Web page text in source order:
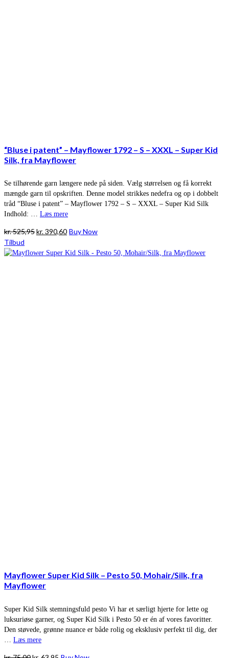
“Bluse i patent” – Mayflower 1792 – S – XXXL – Super Kid
Silk, fra Mayflower
Se tilhørende garn længere nede på siden. Vælg størrelsen og få korrekt
mængde garn til opskriften. Denne model strikkes nedefra og op i dobbelt
tråd “Bluse i patent” – Mayflower 1792 – S – XXXL – Super Kid Silk
Indhold: … Læs mere
kr.525,95Den
pris
kr.390,60Den
pris
Buy Now
Tilbud
Mayflower Super Kid Silk – Pesto 50, Mohair/Silk, fra
Mayflower
Super Kid Silk stemningsfuld pesto Vi har et særligt hjerte for lette og
luksuriøse garner, og Super Kid Silk i Pesto 50 er én af vores favoritter.
Den støvede, grønne nuance er både rolig og eksklusiv perfekt til dig, der
Læs mere